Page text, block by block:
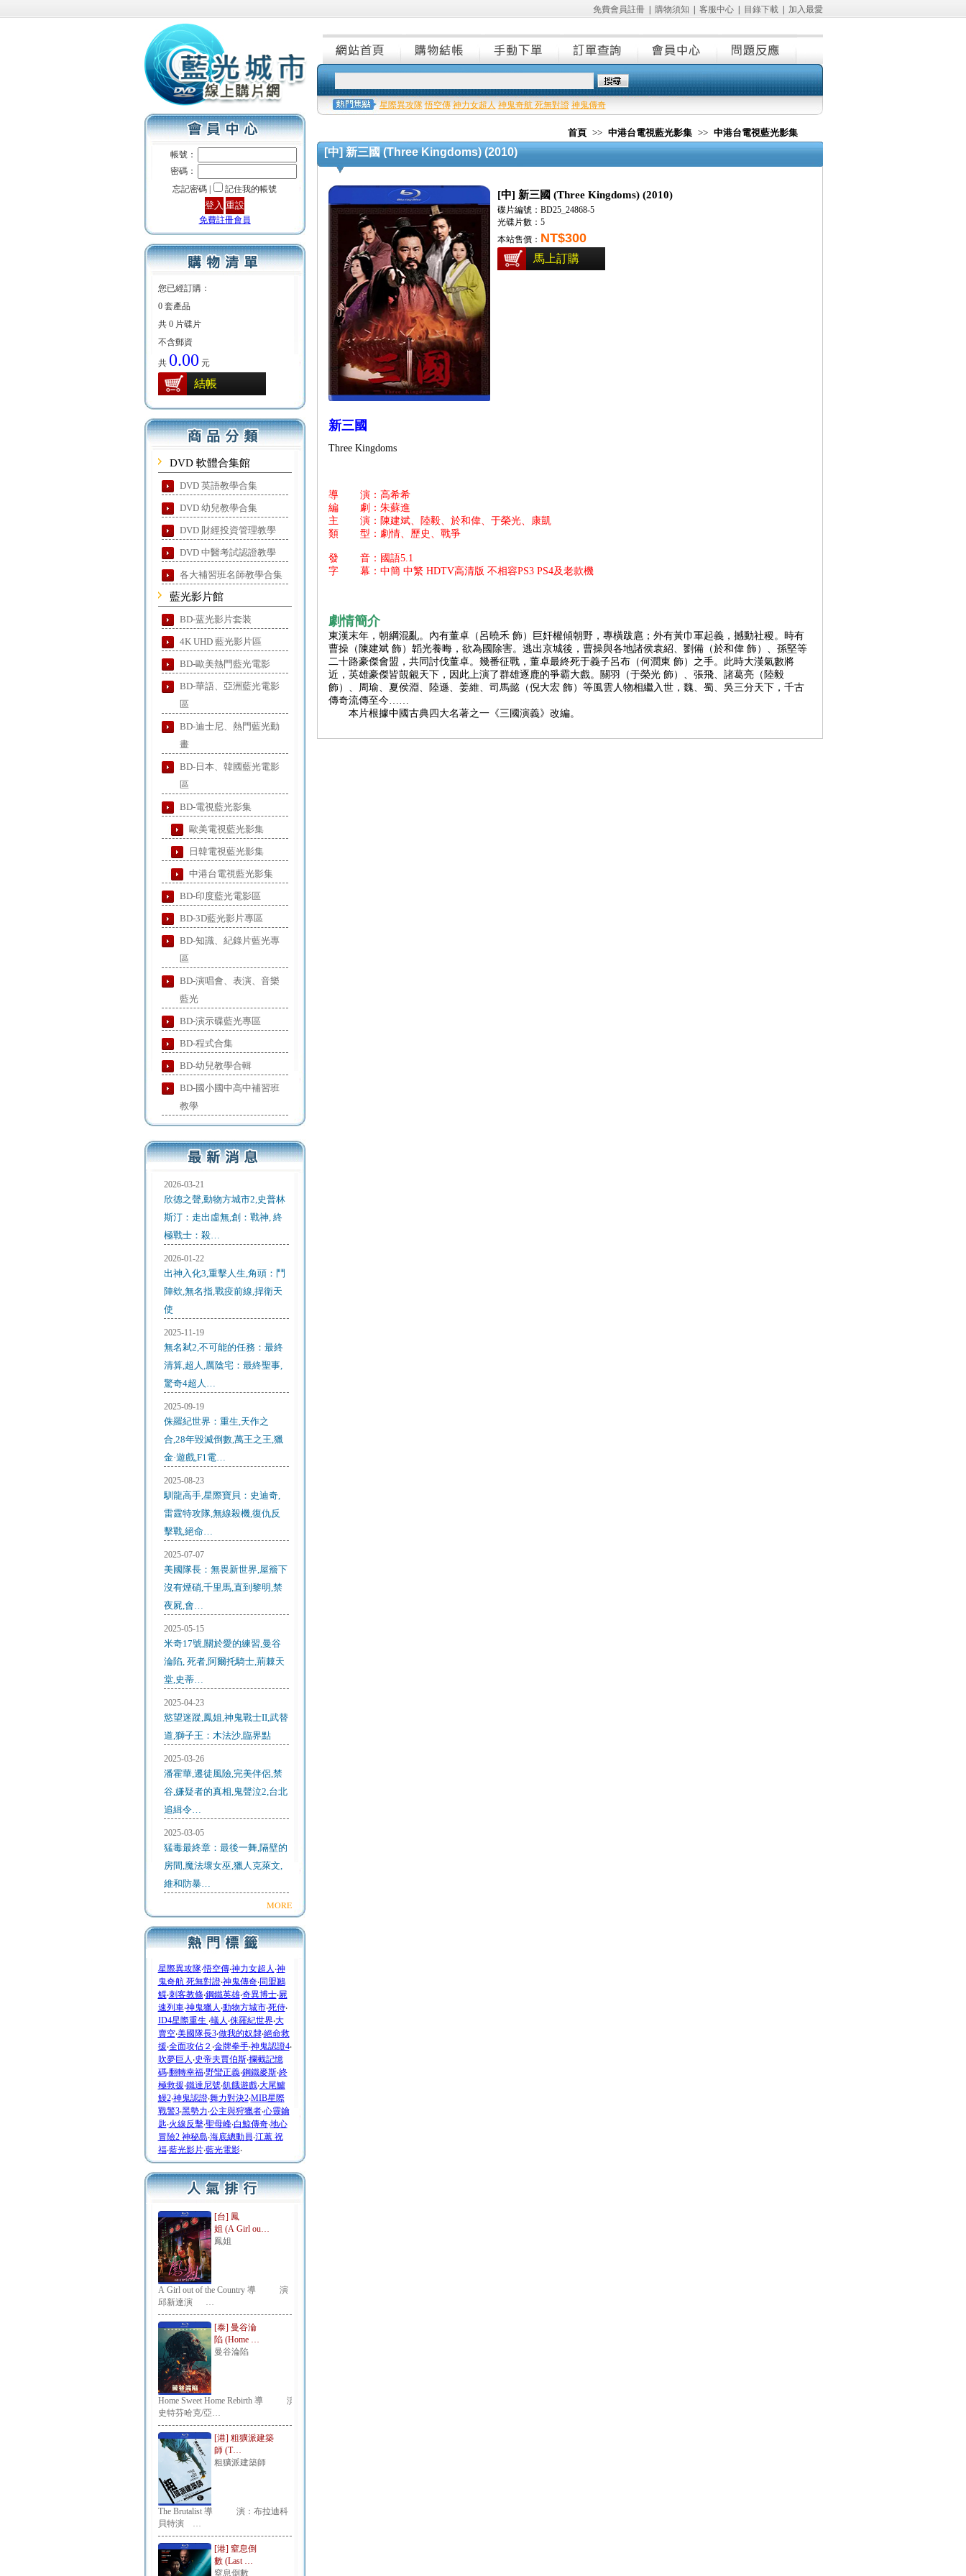
免費會員註冊| 購物須知 客服中心| 目錄下載| 加入最愛
帳號：
密碼：
忘記密碼 |
記住我的帳號
免費註冊會員
您已經訂購：
0 套產品
共 0 片碟片
不含郵資
共 0.00 元
結帳
DVD 軟體合集館
DVD 英語教學合集
DVD 幼兒教學合集
DVD 財經投資管理教學
DVD 中醫考試認證教學
各大補習班名師教學合集
藍光影片館
BD-蓝光影片套装
4K UHD 藍光影片區
BD-歐美熱門藍光電影
BD-華語、亞洲藍光電影
區
BD-迪士尼、熱門藍光動
畫
BD-日本、韓國藍光電影
區
BD-電視藍光影集
歐美電視藍光影集
日韓電視藍光影集
中港台電視藍光影集
BD-印度藍光電影區
BD-3D藍光影片專區
BD-知識、紀錄片藍光專
區
BD-演唱會、表演、音樂
藍光
BD-演示碟藍光專區
BD-程式合集
BD-幼兒教學合輯
BD-國小國中高中補習班
教學
2026-03-21
欣德之聲,動物方城市2,史普林
斯汀：走出虛無,創：戰神, 終
極戰士：殺…
2026-01-22
出神入化3,重擊人生,角頭：鬥
陣欸,無名指,戰疫前線,捍衛天
使
2025-11-19
無名弒2,不可能的任務：最終
清算,超人,厲陰宅：最終聖事,
驚奇4超人…
2025-09-19
侏羅紀世界：重生,天作之
合,28年毀滅倒數,萬王之王,獵
金·遊戲,F1電…
2025-08-23
馴龍高手,星際寶貝：史迪奇,
雷霆特攻隊,無線殺機,復仇反
擊戰,絕命…
2025-07-07
美國隊長：無畏新世界,屋簷下
沒有煙硝,千里馬,直到黎明,禁
夜屍,會…
2025-05-15
米奇17號,關於愛的練習,曼谷
淪陷, 死者,阿爾托騎士,荊棘天
堂,史蒂…
2025-04-23
慾望迷蹤,鳳姐,神鬼戰士II,武替
道,獅子王：木法沙,臨界點
2025-03-26
潘霍華,遷徒風險,完美伴侶,禁
谷,嫌疑者的真相,鬼聲泣2,台北
追緝令…
2025-03-05
猛毒最終章：最後一舞,隔壁的
房間,魔法壞女巫,獵人克萊文,
維和防暴…
MORE
星際異攻隊‧悟空傳‧神力女超人 ‧神
鬼奇航 死無對證‧神鬼傳奇‧同盟鶼
鰈‧刺客教條‧鋼鐵英雄‧奇異博士‧屍
速列車‧神鬼獵人 ‧動物方城市‧死侍‧
ID4星際重生 ‧蟻人 ‧侏羅紀世界‧大
賣空‧美國隊長3‧做我的奴隸‧絕命救
援‧全面攻佔２ ‧金牌拳手‧神鬼認證4‧
吹夢巨人 ‧史帝夫賈伯斯‧攔截記憶
碼‧翻轉幸福‧野蠻正義‧鋼鐵麥斯‧終
極救援‧鐵達尼號‧飢餓遊戲‧大尾鱸
鰻2‧神鬼認證‧舞力對決2‧MIB星際
戰警3‧黑勢力‧公主與狩獵者‧心靈鑰
匙‧火線反擊‧聖母峰‧白鯨傳奇‧地心
冒險2 神秘島‧海底總動員‧江蕙 祝
福‧藍光影片‧藍光電影‧
[台] 鳳
姐 (A Girl ou…
鳳姐
A Girl out of the Country 導 演：
邱新達演 …
[泰] 曼谷淪
陷 (Home …
曼谷淪陷
Home Sweet Home Rebirth 導 演：
史特芬哈克/亞…
[港] 粗獷派建築
師 (T…
粗獷派建築師
The Brutalist 導 演：布拉迪科
貝特演 …
[港] 窒息倒
數 (Last …
窒息倒數
星際異攻隊 悟空傳 神力女超人 神鬼奇航 死無對證 神鬼傳奇
首頁 >> 中港台電視藍光影集 >> 中港台電視藍光影集
[中] 新三國 (Three Kingdoms) (2010)
[中] 新三國 (Three Kingdoms) (2010)
碟片編號：BD25_24868-5
光碟片數：5
本站售價： NT$300
馬上訂購
新三國
Three Kingdoms
導
演：高希希
編
劇：朱蘇進
主
演：陳建斌、陸毅、於和偉、于榮光、康凱
類
型：劇情、歷史、戰爭
發
音：國語5.1
字
幕：中簡 中繁 HDTV高清版 不相容PS3 PS4及老款機
劇情簡介
東漢末年，朝綱混亂。內有董卓（呂曉禾 飾）巨奸權傾朝野，專橫跋扈；外有黃巾軍起義，撼動社稷。時有
曹操（陳建斌 飾）韜光養晦，欲為國除害。逃出京城後，曹操與各地諸侯袁紹、劉備（於和偉 飾）、孫堅等
二十路豪傑會盟，共同討伐董卓。幾番征戰，董卓最終死于義子呂布（何潤東 飾）之手。此時大漢氣數將
近，英雄豪傑皆覬覦天下，因此上演了群雄逐鹿的爭霸大戲。關羽（于榮光 飾）、張飛、諸葛亮（陸毅
飾）、周瑜、夏侯淵、陸遜、姜維、司馬懿（倪大宏 飾）等風雲人物相繼入世，魏、蜀、吳三分天下，千古
傳奇流傳至今……
本片根據中國古典四大名著之一《三國演義》改編。